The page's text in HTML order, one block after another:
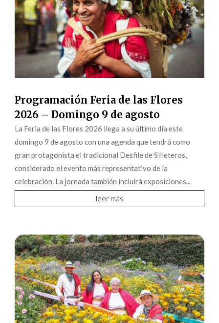
Programación Feria de las Flores
2026 – Domingo 9 de agosto
La Feria de las Flores 2026 llega a su último día este
domingo 9 de agosto con una agenda que tendrá como
gran protagonista el tradicional Desfile de Silleteros,
considerado el evento más representativo de la
celebración. La jornada también incluirá exposiciones...
leer más